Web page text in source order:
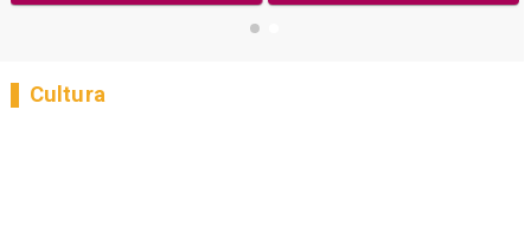
Cultura